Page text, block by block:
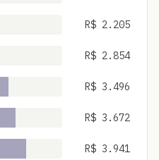
R$ 2.205
R$ 2.854
R$ 3.496
R$ 3.672
R$ 3.941